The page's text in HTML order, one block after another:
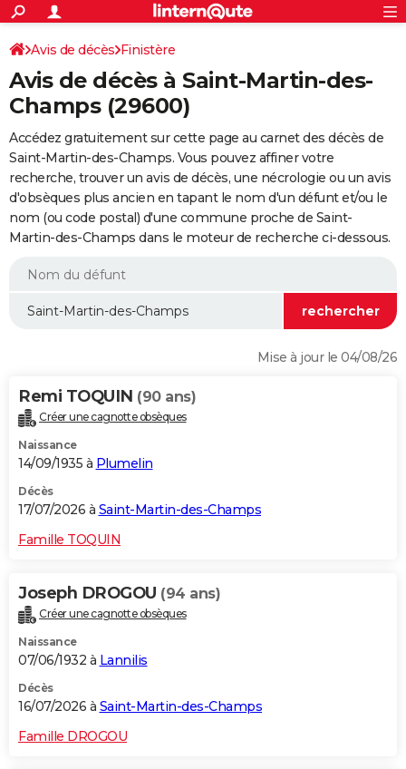
ACTUALITÉS
Politique
Société
Faits Divers
Education
Monde
Villes
+
SPORT
Coupe du monde 2026
Football
Tennis
Cyclisme
Rugby
Forum
CULTURE
FINANCE
Retraite
Impôts
Epargne
Immobilier
Risques naturels par ville
Banque
Assurance
Crédit
Essais
Réserver un essai
Citadines
Berlines
SUV
Forum auto
+
HIGH-TECH
Mobiles
Meilleur smartphone
Internet
Ordinateurs
Jeux vidéo
Guide high-tech
+
BRICOLAGE
Forum
Aménagement intérieur
Extérieur
Cuisine
Salle de bains
Jardinage
Rangement
WEEK-END
Guides de France
Escapades
Patrimoine
Expositions
Musées
Week-end nature
LIFESTYLE
Alimentation
Guide de la santé
Maladies
Médicaments
Sommeil
VOYAGE
Destinations
City break
Voyage nature
Voyage de noces
Forum
Climat
+PHOTO
GUIDES D'ACHAT
BONS PLANS
CARTE DE VOEUX
Dictionnaire
Biographies
Citations
Expressions
Proverbes
PROGRAMME TV
COPAINS D'AVANT
S'inscrire
Se connecter
Lycées
Collèges
Primaires
Universités
Entreprises
Service militaire
Avis de recherche
AVIS DE DÉCÈS
Avis de décès Finistère
Avis de décès à Saint-Martin-des-
Champs (29600)
Accédez gratuitement sur cette page au carnet des décès de
Saint-Martin-des-Champs. Vous pouvez affiner votre
recherche, trouver un avis de décès, une nécrologie ou un avis
d'obsèques plus ancien en tapant le nom d'un défunt et/ou le
nom (ou code postal) d'une commune proche de Saint-
Martin-des-Champs dans le moteur de recherche ci-dessous.
Mise à jour le 04/08/26
Remi TOQUIN (90 ans)
Créer une cagnotte obsèques
Naissance
14/09/1935 à Plumelin
Décès
17/07/2026 à Saint-Martin-des-Champs
Famille TOQUIN
Joseph DROGOU (94 ans)
Créer une cagnotte obsèques
Naissance
07/06/1932 à Lannilis
Décès
16/07/2026 à Saint-Martin-des-Champs
Famille DROGOU